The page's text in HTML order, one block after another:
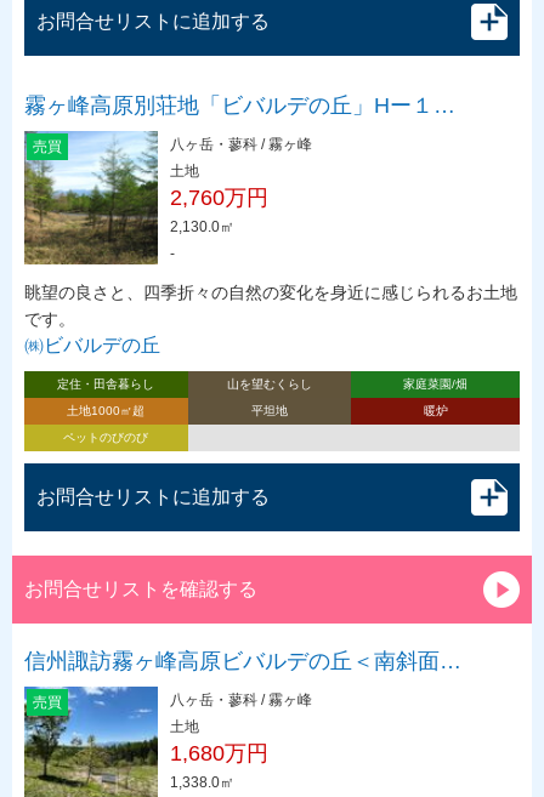
お問合せリストに追加する
霧ヶ峰高原別荘地「ビバルデの丘」Hー１…
売買
八ヶ岳・蓼科 / 霧ヶ峰
土地
2,760万円
2,130.0㎡
-
眺望の良さと、四季折々の自然の変化を身近に感じられるお土地
です。
㈱ビバルデの丘
定住・田舎暮らし 山を望むくらし
家庭菜園/畑
土地1000㎡超
平坦地
暖炉
ペットのびのび
お問合せリストに追加する
お問合せリストを確認する
信州諏訪霧ヶ峰高原ビバルデの丘＜南斜面…
売買
八ヶ岳・蓼科 / 霧ヶ峰
土地
1,680万円
1,338.0㎡